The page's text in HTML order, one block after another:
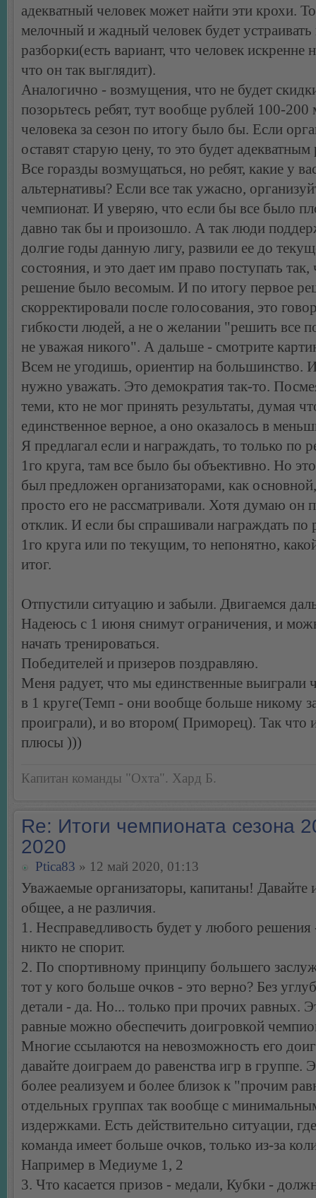
адекватный человек может найти эти крохи.
мелочный и жадный человек будет устраивать
разборки(есть вариант, что человек искренне
что он так выглядит).
Аналогично - возмущения, что не будет
позорьтесь ребят, тут вообще рублей 100-
человека за сезон по итогу было бы. Если
оставят старую цену, то это будет
Все горазды возмущаться, но ребят, какие у
альтернативы? Если все так ужасно,
чемпионат. И уверяю, что если бы все было
давно так бы и произошло. А так люди
долгие годы данную лигу, развили ее до
состояния, и это дает им право поступать
решение было весомым. И по итогу первое
скорректировали после голосования, это
гибкости людей, а не о желании "решить все
не уважая никого". А дальше - смотрите
Всем не угодишь, ориентир на большинство.
нужно уважать. Это демократия так-то.
теми, кто не мог принять результаты, думая
единственное верное, а оно оказалось в
Я предлагал если и награждать, то только по
1го круга, там все было бы объективно. Но
был предложен организаторами, как
просто его не рассматривали. Хотя думаю он
отклик. И если бы спрашивали награждать по
1го круга или по текущим, то непонятно,
итог.
Отпустили ситуацию и забыли. Двигаемся
Надеюсь с 1 июня снимут ограничения, и
начать тренироваться.
Победителей и призеров поздравляю.
Меня радует, что мы единственные выиграли
в 1 круге(Темп - они вообще больше никому
проиграли), и во втором( Приморец). Так что
плюсы )))
Капитан команды "Охта". Хард Б.
Re: Итоги чемпионата сезона
2020
Ptica83 » 12 май 2020, 01:13
Уважаемые организаторы, капитаны! Давайте
общее, а не различия.
1. Несправедливость будет у любого решения
никто не спорит.
2. По спортивному принципу большего
тот у кого больше очков - это верно? Без
детали - да. Но... только при прочих равных.
равные можно обеспечить доигровкой
Многие ссылаются на невозможность его
давайте доиграем до равенства игр в группе.
более реализуем и более близок к "прочим
отдельных группах так вообще с
издержками. Есть действительно ситуации,
команда имеет больше очков, только из-за
Например в Медиуме 1, 2
3. Что касается призов - медали, Кубки -